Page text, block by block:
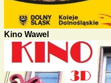
Kino Wawel